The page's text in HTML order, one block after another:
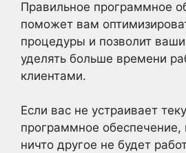
Правильное программное
поможет вам
процедуры и позволит
уделять больше времени
клиентами.
Если вас не устраивает
программное обеспечение,
ничто другое не будет